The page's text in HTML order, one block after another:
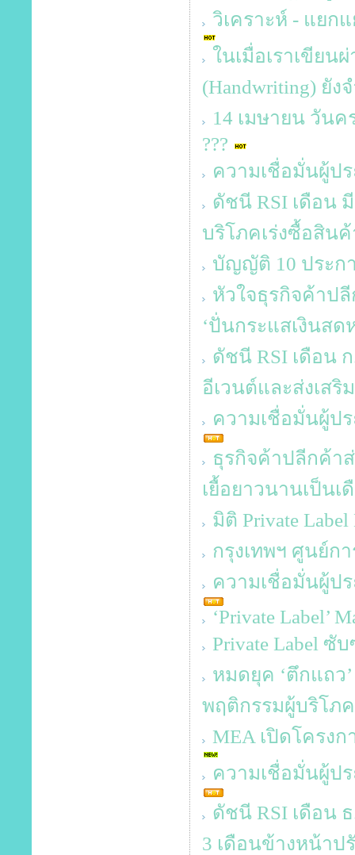
วิเคราะห์ - แยกแ
ในเมื่อเราเขีย
(Handwriting) ยัง
14 เมษายน วัน
???
ความเชื่อมั่นผู้ป
ดัชนี RSI เดือน
บริโภคเร่งซื้อสิน
บัญญัติ 10 ประกา
หัวใจธุรกิจค้าป
‘ปั่นกระแสเงินสด
ดัชนี RSI เดือน
อีเวนต์และส่งเส
ความเชื่อมั่นผู้ป
ธุรกิจค้าปลีกค้า
เยื้อยาวนานเป็นเ
มิติ Private
กรุงเทพฯ ศูนย์ก
ความเชื่อมั่นผู้ป
‘Private Label’
Private Label
หมดยุค ‘ตึกแถว
พฤติกรรมผู้บริโภ
MEA เปิดโครงก
ความเชื่อมั่นผู้ป
ดัชนี RSI เดือน
3 เดือนข้างหน้าป